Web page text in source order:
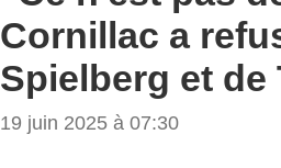
Cornillac a
Spielberg et de
19 juin 2025 à 07:30